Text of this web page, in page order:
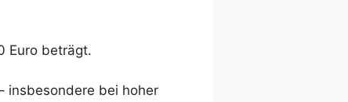
Euro beträgt.
insbesondere bei hoher